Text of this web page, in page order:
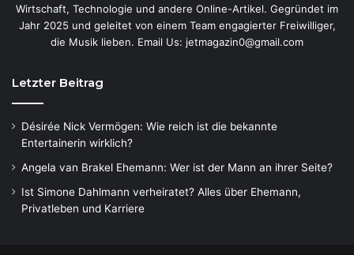
Wirtschaft, Technologie und andere Online-Artikel. Gegründet im
Jahr 2025 und geleitet von einem Team engagierter Freiwilliger,
die Musik lieben. Email Us: jetmagazin0@gmail.com
Letzter Beitrag
Désirée Nick Vermögen: Wie reich ist die bekannte
Entertainerin wirklich?
Angela van Brakel Ehemann: Wer ist der Mann an ihrer Seite?
Ist Simone Dahlmann verheiratet? Alles über Ehemann,
Privatleben und Karriere